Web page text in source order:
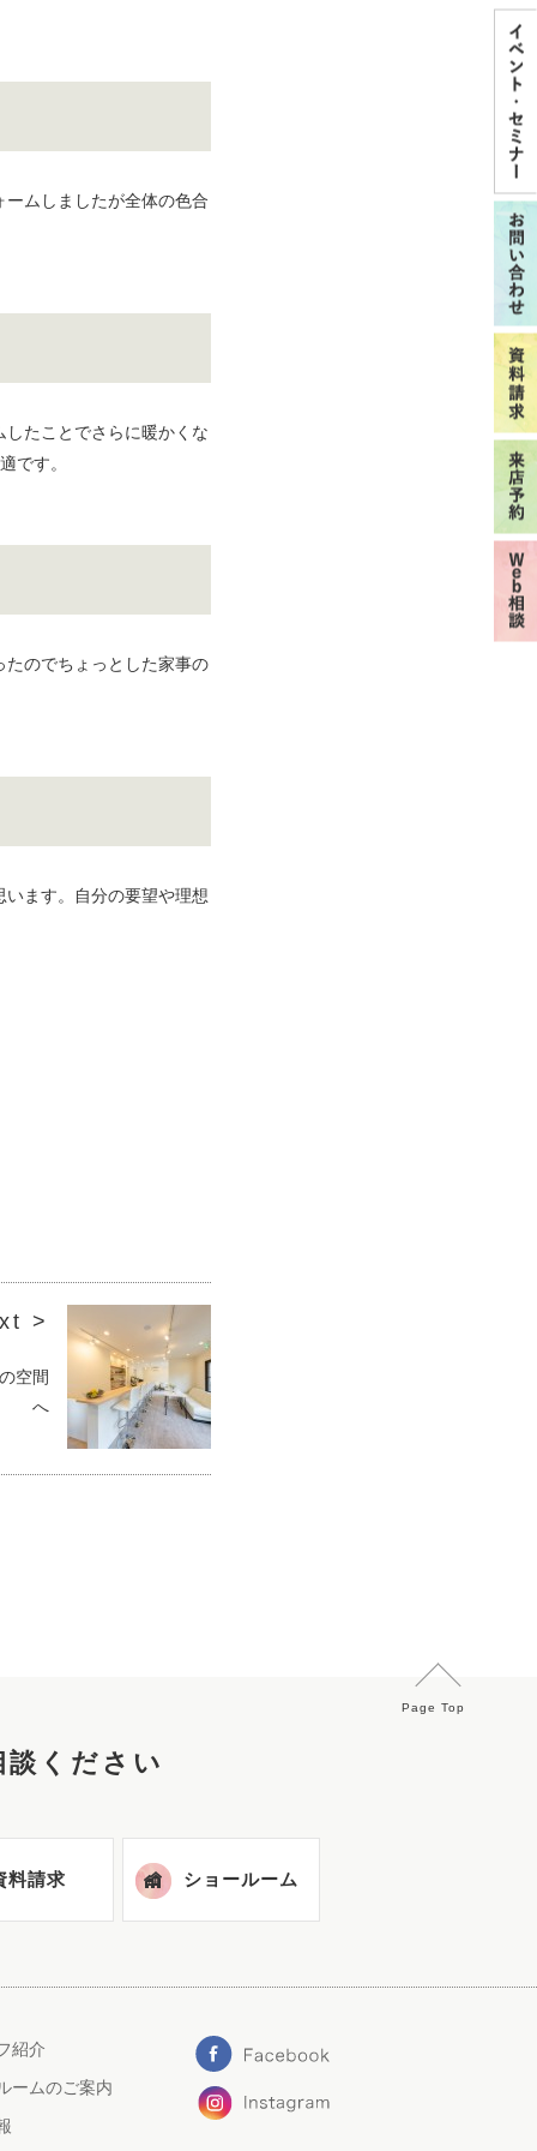
ムしましたが全体の色合
たことでさらに暖かくな
です。
のでちょっとした家事の
ます。自分の要望や理想
>
空間
へ
Page Top
ください
料請求 ショールーム
紹介
ームのご案内